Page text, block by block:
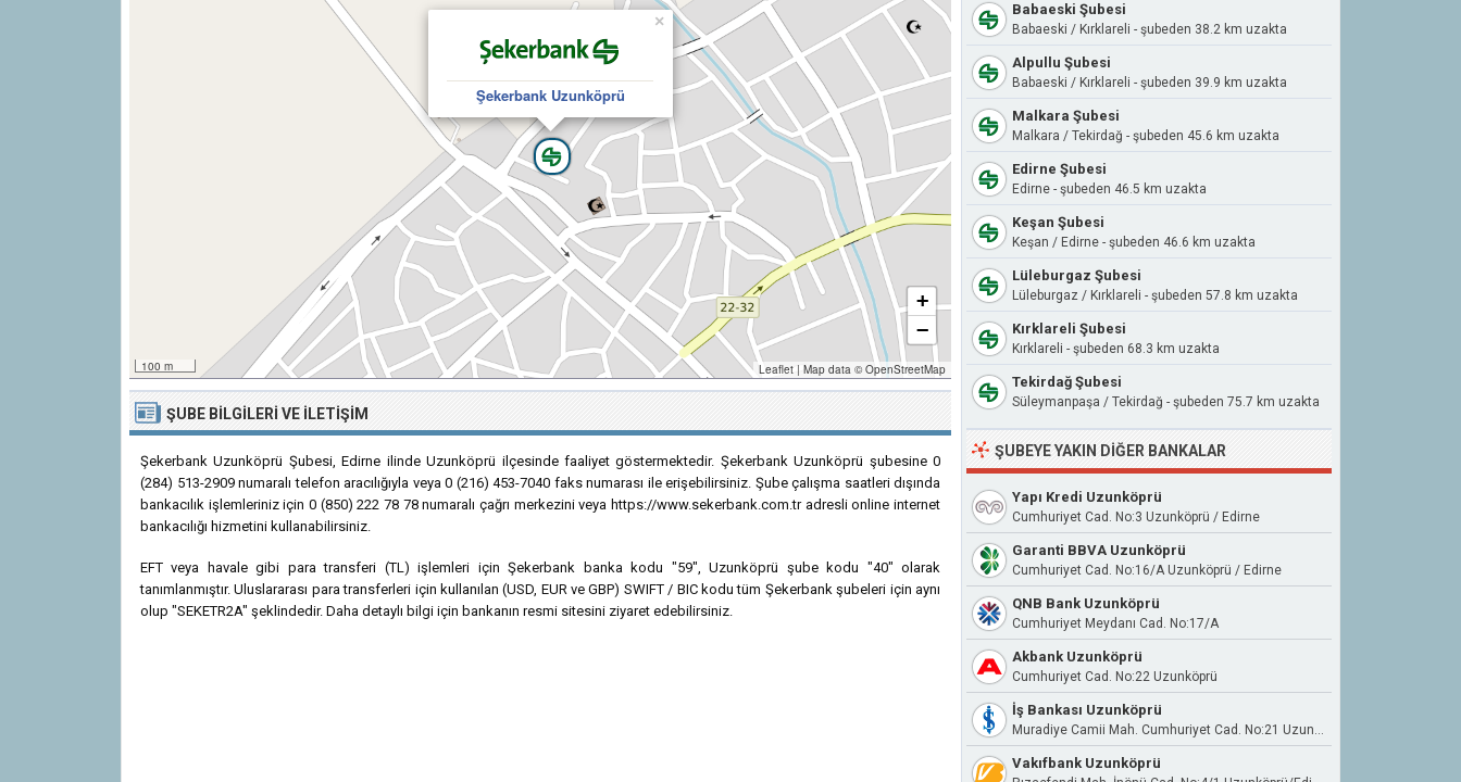
Şekerbank Uzunköprü
×
100 m
+
−
Leaflet | Map data © OpenStreetMap
ŞUBE BILGILERI VE İLETIŞIM
Şekerbank Uzunköprü Şubesi, Edirne ilinde Uzunköprü ilçesinde faaliyet göstermektedir. Şekerbank Uzunköprü şubesine 0
(284) 513-2909 numaralı telefon aracılığıyla veya 0 (216) 453-7040 faks numarası ile erişebilirsiniz. Şube çalışma saatleri dışında
bankacılık işlemleriniz için 0 (850) 222 78 78 numaralı çağrı merkezini veya https://www.sekerbank.com.tr adresli online internet
bankacılığı hizmetini kullanabilirsiniz.
EFT veya havale gibi para transferi (TL) işlemleri için Şekerbank banka kodu "59", Uzunköprü şube kodu "40" olarak
tanımlanmıştır. Uluslararası para transferleri için kullanılan (USD, EUR ve GBP) SWIFT / BIC kodu tüm Şekerbank şubeleri için aynı
olup "SEKETR2A" şeklindedir. Daha detaylı bilgi için bankanın resmi sitesini ziyaret edebilirsiniz.
Babaeski Şubesi
Babaeski / Kırklareli - şubeden 38.2 km uzakta
Alpullu Şubesi
Babaeski / Kırklareli - şubeden 39.9 km uzakta
Malkara Şubesi
Malkara / Tekirdağ - şubeden 45.6 km uzakta
Edirne Şubesi
Edirne - şubeden 46.5 km uzakta
Keşan Şubesi
Keşan / Edirne - şubeden 46.6 km uzakta
Lüleburgaz Şubesi
Lüleburgaz / Kırklareli - şubeden 57.8 km uzakta
Kırklareli Şubesi
Kırklareli - şubeden 68.3 km uzakta
Tekirdağ Şubesi
Süleymanpaşa / Tekirdağ - şubeden 75.7 km uzakta
ŞUBEYE YAKIN DIĞER BANKALAR
Yapı Kredi Uzunköprü
Cumhuriyet Cad. No:3 Uzunköprü / Edirne
Garanti BBVA Uzunköprü
Cumhuriyet Cad. No:16/A Uzunköprü / Edirne
QNB Bank Uzunköprü
Cumhuriyet Meydanı Cad. No:17/A
Akbank Uzunköprü
Cumhuriyet Cad. No:22 Uzunköprü
İş Bankası Uzunköprü
Muradiye Camii Mah. Cumhuriyet Cad. No:21 Uzunköprü
Vakıfbank Uzunköprü